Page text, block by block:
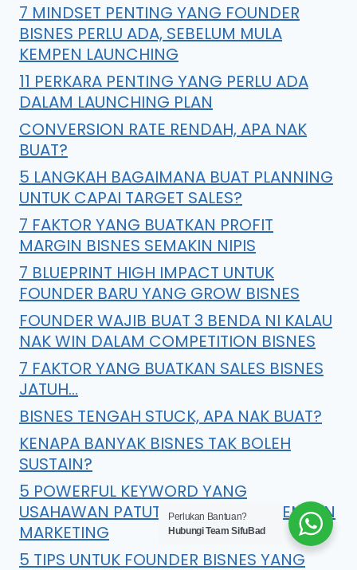
7 MINDSET PENTING YANG FOUNDER
BISNES PERLU ADA, SEBELUM MULA
KEMPEN LAUNCHING
11 PERKARA PENTING YANG PERLU ADA
DALAM LAUNCHING PLAN
CONVERSION RATE RENDAH, APA NAK
BUAT?
5 LANGKAH BAGAIMANA BUAT PLANNING
UNTUK CAPAI TARGET SALES?
7 FAKTOR YANG BUATKAN PROFIT
MARGIN BISNES SEMAKIN NIPIS
7 BLUEPRINT HIGH IMPACT UNTUK
FOUNDER BARU YANG GROW BISNES
FOUNDER WAJIB BUAT 3 BENDA NI KALAU
NAK WIN DALAM COMPETITION BISNES
7 FAKTOR YANG BUATKAN SALES BISNES
JATUH…
BISNES TENGAH STUCK, APA NAK BUAT?
KENAPA BANYAK BISNES TAK BOLEH
SUSTAIN?
5 POWERFUL KEYWORD YANG
USAHAWAN PATUT GUNA DALAM KEMPEN
MARKETING
5 TIPS UNTUK FOUNDER BISNES YANG
Perlukan Bantuan?
Hubungi Team SifuBad